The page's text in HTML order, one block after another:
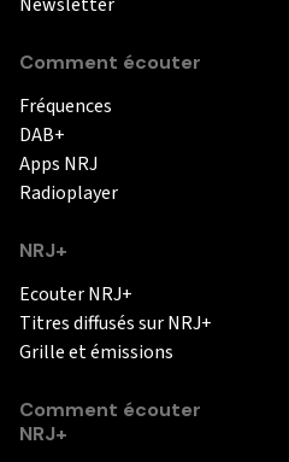
Comment écouter
Fréquences
DAB+
Apps NRJ
Radioplayer
NRJ+
Ecouter NRJ+
Titres diffusés sur NRJ+
Grille et émissions
Comment écouter
NRJ+